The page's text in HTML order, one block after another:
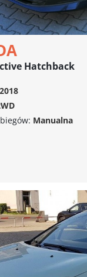
Hatchback
2018
Manualna